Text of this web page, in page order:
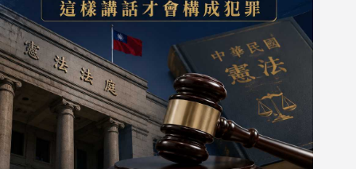
定
二
三
胎、